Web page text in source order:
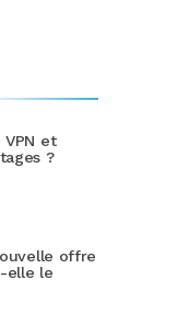
et
?
offre
elle le